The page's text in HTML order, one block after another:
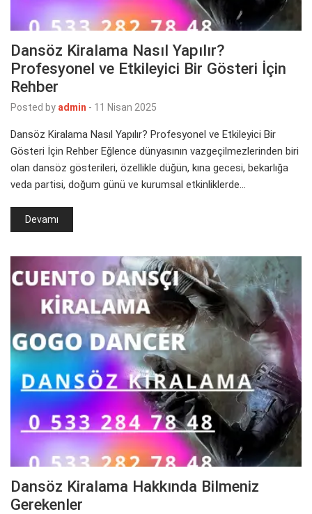
Dansöz Kiralama Nasıl Yapılır?
Profesyonel ve Etkileyici Bir Gösteri İçin
Rehber
Posted by admin - 11 Nisan 2025
Dansöz Kiralama Nasıl Yapılır? Profesyonel ve Etkileyici Bir
Gösteri İçin Rehber Eğlence dünyasının vazgeçilmezlerinden biri
olan dansöz gösterileri, özellikle düğün, kına gecesi, bekarlığa
veda partisi, doğum günü ve kurumsal etkinliklerde…
Devamı
Dansöz Kiralama Hakkında Bilmeniz
Gerekenler